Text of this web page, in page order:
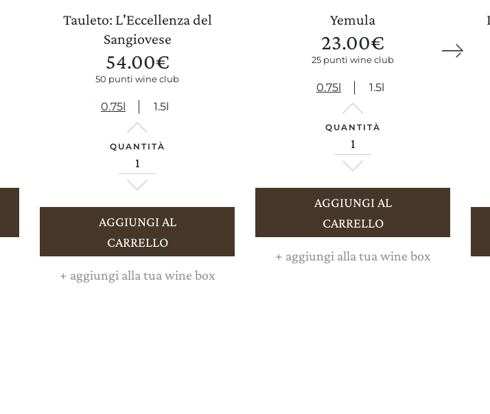
Tauleto: L'Eccellenza del
Sangiovese
54.00€
50 punti wine club
0.75l 1.5l
QUANTITÀ
AGGIUNGI AL
CARRELLO
+ aggiungi alla tua wine box
Yemula
23.00€
25 punti wine club
0.75l 1.5l
QUANTITÀ
AGGIUNGI AL
CARRELLO
+ aggiungi alla tua wine box